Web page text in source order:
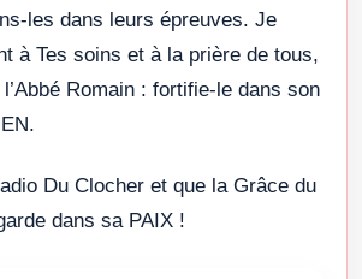
les dans leurs épreuves. Je
à Tes soins et à la prière de tous,
Romain : fortifie-le dans son
Du Clocher et que la Grâce du
dans sa PAIX !